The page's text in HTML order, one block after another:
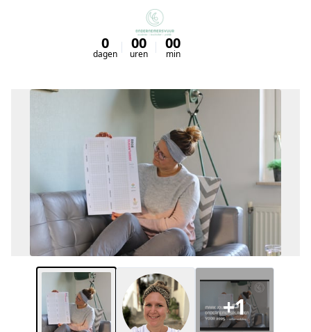
0
dagen
00
uren
00
min
+1